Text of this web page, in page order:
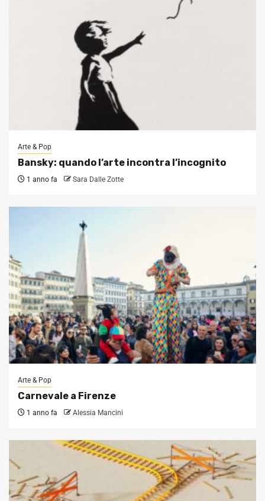
Arte & Pop
Bansky: quando l’arte incontra l’incognito
1 anno fa Sara Dalle Zotte
Arte & Pop
Carnevale a Firenze
1 anno fa Alessia Mancini